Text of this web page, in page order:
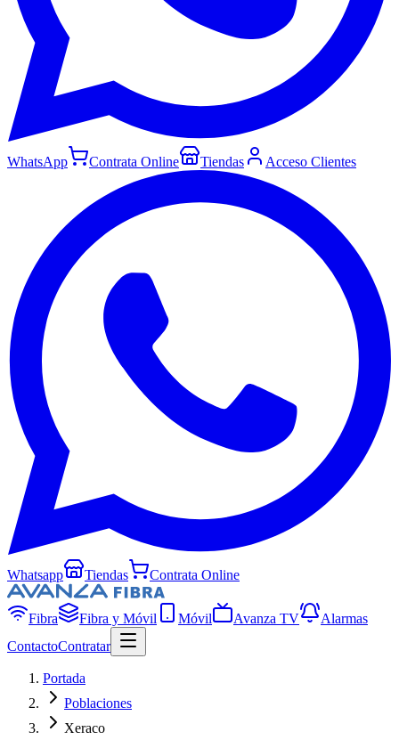
WhatsApp Contrata Online Tiendas Acceso Clientes
Whatsapp Tiendas Contrata Online
Fibra Fibra y Móvil Móvil Avanza TV
Alarmas
ContactoContratar
Portada
Poblaciones
Xeraco